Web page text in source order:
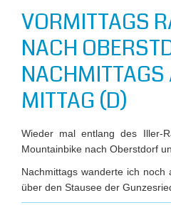
VORMITTAGS
NACH
NACHMITTAGS
MITTAG (D)
Wieder mal entlang des Iller-
Mountainbike nach Oberstdorf
Nachmittags wanderte ich
über den Stausee der